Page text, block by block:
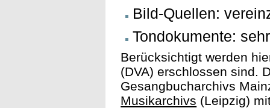
Bild-Quellen:
Tondokumente:
Berücksichtigt werden
(DVA) erschlossen sind.
Gesangbucharchivs
Musikarchivs (Leipzig)